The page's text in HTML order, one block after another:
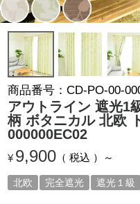
商品番号 CD-PO-00-
アウトライン 遮光1
柄 ボタニカル 北欧
000000EC02
¥ 9,900 税込
北欧 完全遮光 遮光１級